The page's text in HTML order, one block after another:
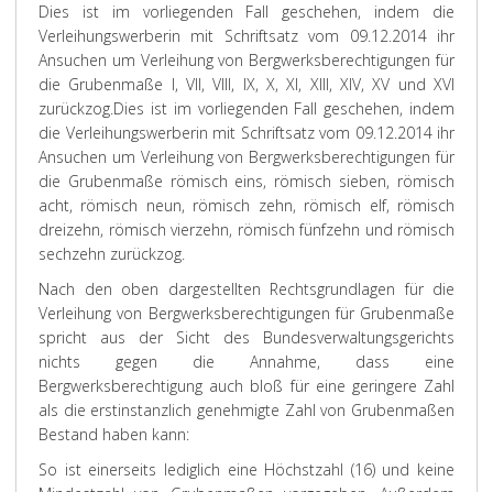
Dies ist im vorliegenden Fall geschehen, indem die
Verleihungswerberin mit Schriftsatz vom 09.12.2014 ihr
Ansuchen um Verleihung von Bergwerksberechtigungen für
die Grubenmaße I, VII, VIII, IX, X, XI, XIII, XIV, XV und XVI
zurückzog.Dies ist im vorliegenden Fall geschehen, indem
die Verleihungswerberin mit Schriftsatz vom 09.12.2014 ihr
Ansuchen um Verleihung von Bergwerksberechtigungen für
die Grubenmaße römisch eins, römisch sieben, römisch
acht, römisch neun, römisch zehn, römisch elf, römisch
dreizehn, römisch vierzehn, römisch fünfzehn und römisch
sechzehn zurückzog.
Nach den oben dargestellten Rechtsgrundlagen für die
Verleihung von Bergwerksberechtigungen für Grubenmaße
spricht aus der Sicht des Bundesverwaltungsgerichts
nichts gegen die Annahme, dass eine
Bergwerksberechtigung auch bloß für eine geringere Zahl
als die erstinstanzlich genehmigte Zahl von Grubenmaßen
Bestand haben kann:
So ist einerseits lediglich eine Höchstzahl (16) und keine